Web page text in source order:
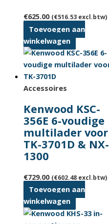
€625.00 (€516.53 excl.btw)
Toevoegen aan
winkelwagen
Accessoires
Kenwood KSC-
356E 6-voudige
multilader voor
TK-3701D & NX-
1300
€729.00 (€602.48 excl.btw)
Toevoegen aan
winkelwagen